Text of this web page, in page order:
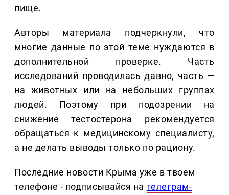
пище.
Авторы материала подчеркнули, что
многие данные по этой теме нуждаются в
дополнительной проверке. Часть
исследований проводилась давно, часть —
на животных или на небольших группах
людей. Поэтому при подозрении на
снижение тестостерона рекомендуется
обращаться к медицинскому специалисту,
а не делать выводы только по рациону.
Последние новости Крыма уже в твоем
телефоне - подписывайся на телеграм-